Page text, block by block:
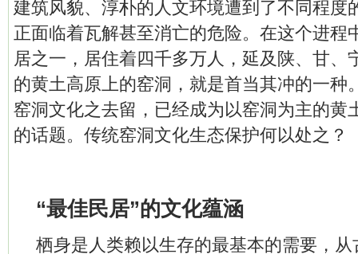
建筑风貌、淳朴的人文环境遭到了不同程度
正面临着瓦解甚至消亡的危险。在这个进程
居之一，居住着四千多万人，延及陕、甘、
的黄土高原上的窑洞，就是首当其冲的一种
窑洞文化之去留，已经成为以窑洞为主的黄
的话题。传统窑洞文化生态保护何以处之？
“最佳民居”的文化蕴涵
栖身是人类赖以生存的最基本的需要，从